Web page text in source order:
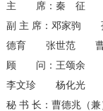
主 席：秦 征
副 主 席：邓
德育 张世范 曹
顾 问：王颂
李文珍 杨化
秘 书 长：曹德兆（兼